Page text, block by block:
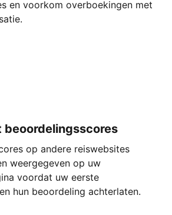
en voorkom overboekingen met
beoordelingsscores
op andere reiswebsites
weergegeven op uw
voordat uw eerste
hun beoordeling achterlaten.